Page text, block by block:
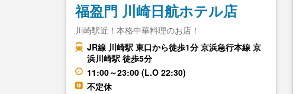
福盈門 川崎日航ホテル店
川崎駅近！本格中華料理のお店！
JR線 川崎駅 東口から徒歩1分 京浜急行本線 京
浜川崎駅 徒歩5分
11:00～23:00 (L.O 22:30)
不定休